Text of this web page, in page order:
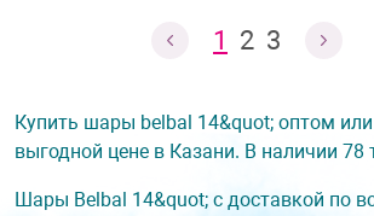
1 2 3
Купить шары belbal 14&quot; оптом
выгодной цене в Казани. В наличии 78
Шары Belbal 14&quot; с доставкой по